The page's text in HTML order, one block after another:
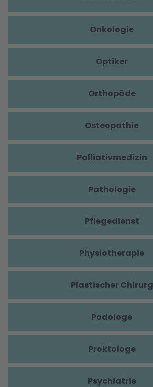
Onkologie
Optiker
Orthopäde
Osteopathie
Palliativmedizin
Pathologie
Pflegedienst
Physiotherapie
Plastischer Chirurg
Podologe
Proktologe
Psychiatrie